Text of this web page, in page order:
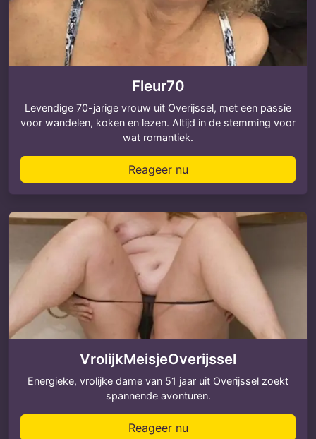
Fleur70
Levendige 70-jarige vrouw uit Overijssel, met een passie
voor wandelen, koken en lezen. Altijd in de stemming voor
wat romantiek.
Reageer nu
VrolijkMeisjeOverijssel
Energieke, vrolijke dame van 51 jaar uit Overijssel zoekt
spannende avonturen.
Reageer nu